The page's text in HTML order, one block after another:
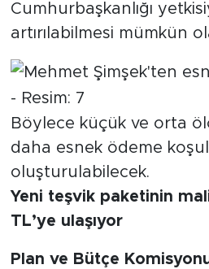
Cumhurbaşkanlığı
artırılabilmesi mümkün
Böylece küçük ve orta
daha esnek ödeme
oluşturulabilecek.
Yeni teşvik paketinin
TL’ye ulaşıyor
Plan ve Bütçe